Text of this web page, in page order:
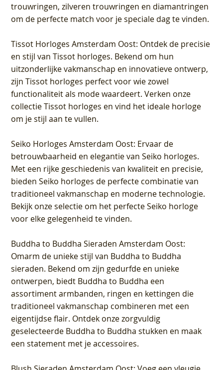
trouwringen, zilveren trouwringen en diamantringen
om de perfecte match voor je speciale dag te vinden.
Tissot Horloges Amsterdam Oost: Ontdek de precisie
en stijl van Tissot horloges. Bekend om hun
uitzonderlijke vakmanschap en innovatieve ontwerp,
zijn Tissot horloges perfect voor wie zowel
functionaliteit als mode waardeert. Verken onze
collectie Tissot horloges en vind het ideale horloge
om je stijl aan te vullen.
Seiko Horloges Amsterdam Oost: Ervaar de
betrouwbaarheid en elegantie van Seiko horloges.
Met een rijke geschiedenis van kwaliteit en precisie,
bieden Seiko horloges de perfecte combinatie van
traditioneel vakmanschap en moderne technologie.
Bekijk onze selectie om het perfecte Seiko horloge
voor elke gelegenheid te vinden.
Buddha to Buddha Sieraden Amsterdam Oost:
Omarm de unieke stijl van Buddha to Buddha
sieraden. Bekend om zijn gedurfde en unieke
ontwerpen, biedt Buddha to Buddha een
assortiment armbanden, ringen en kettingen die
traditioneel vakmanschap combineren met een
eigentijdse flair. Ontdek onze zorgvuldig
geselecteerde Buddha to Buddha stukken en maak
een statement met je accessoires.